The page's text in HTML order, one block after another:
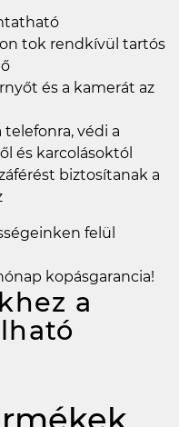
tok rendkívül tartós
és a kamerát az
védi a
és karcolásoktól
biztosítanak a
felül
kopásgarancia!
a